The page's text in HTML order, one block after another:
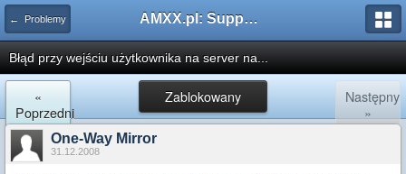
← Problemy AMXX.pl: Support AMX Mod X i SourceMod
Błąd przy wejściu użytkownika na server na...
Zablokowany
«
Poprzedni
Następny
»
One-Way Mirror
31.12.2008